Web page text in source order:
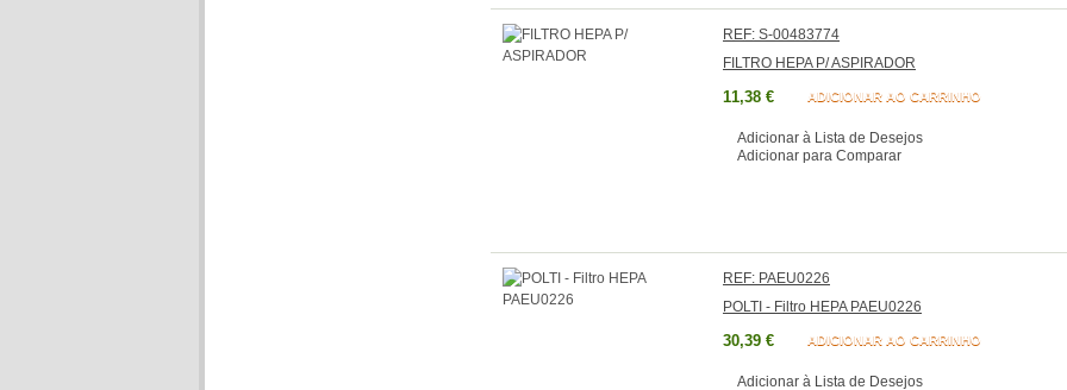
REF: S-00483774
FILTRO HEPA P/ ASPIRADOR
11,38 € ADICIONAR AO CARRINHO
Adicionar à Lista de Desejos
Adicionar para Comparar
REF: PAEU0226
POLTI - Filtro HEPA PAEU0226
30,39 € ADICIONAR AO CARRINHO
Adicionar à Lista de Desejos